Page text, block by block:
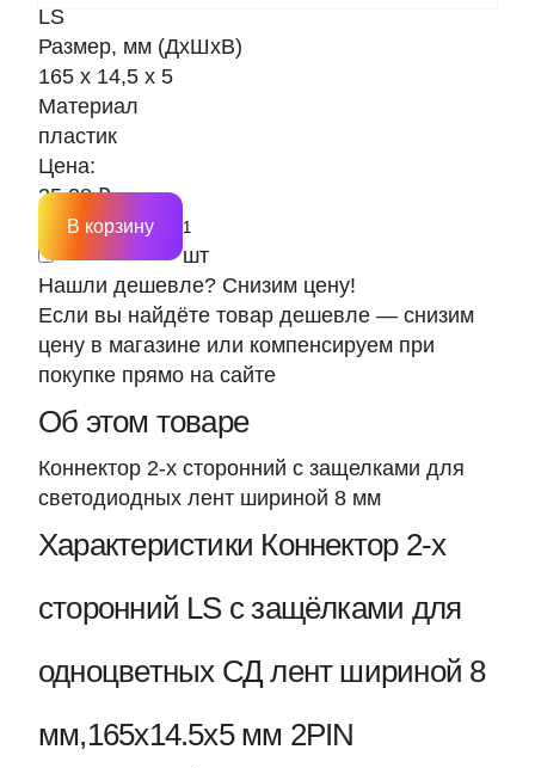
LS
Размер, мм (ДхШхВ)
165 х 14,5 х 5
Материал
пластик
Цена:
25.38 ₽
шт
В корзину
Нашли дешевле? Снизим цену!
Если вы найдёте товар дешевле — снизим
цену в магазине или компенсируем при
покупке прямо на сайте
Об этом товаре
Коннектор 2-х сторонний с защелками для
светодиодных лент шириной 8 мм
Характеристики Коннектор 2-х
сторонний LS с защёлками для
одноцветных СД лент шириной 8
мм,165х14.5х5 мм 2PIN